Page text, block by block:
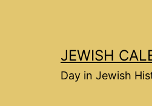
содержимомуJEWISH
Day in Jewish